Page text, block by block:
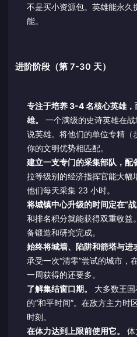
不是买小资源包。英雄能永久
能。
进阶阶段（第 7-30 天）
专注于培养 3-4 名核心英雄
雄。
一个满级的史诗英雄在
说英雄。将他们的单位专精（
你的文明优势相匹配。
建立一支专门的采集部队，配
拉等级别的经济指挥官能大
他们每天采集 23 小时。
将城镇中心升级的时间定在“
和排名积分就能获得双重收益
备锻造和研究完成。
始终将城墙、陷阱和箭塔与进
承受一次“清零”尝试的城市，
一周获得的还要多。
了解集结窗口期。
大多数王
的“和平时间”。在敌方主力时
时刻。
在体力达到上限前使用它。
体